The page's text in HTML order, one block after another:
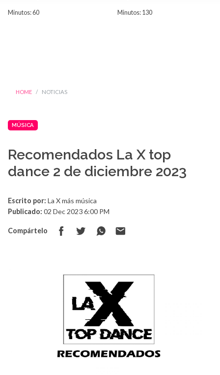
Minutos: 60 Minutos: 130
HOME NOTICIAS
MÚSICA
Recomendados La X top
dance 2 de diciembre 2023
Escrito por: La X más música
Publicado: 02 Dec 2023 6:00 PM
Compártelo